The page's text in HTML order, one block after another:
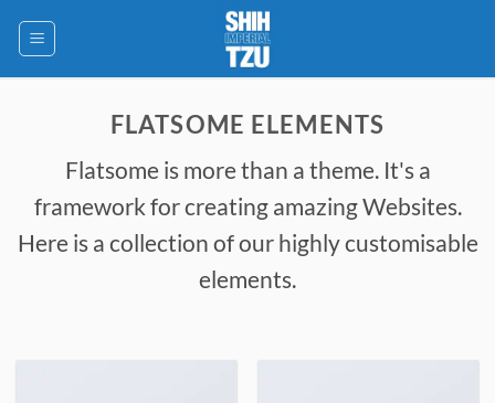
FLATSOME ELEMENTS
Flatsome is more than a theme. It's a
framework for creating amazing Websites.
Here is a collection of our highly customisable
elements.